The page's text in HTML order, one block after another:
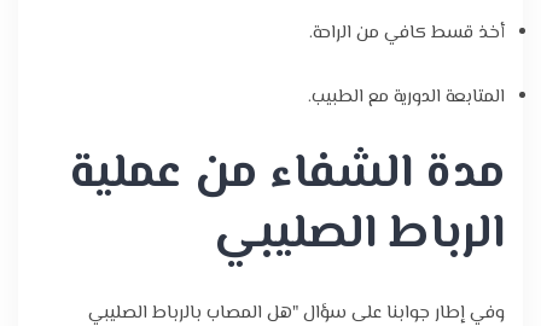
أخذ قسط كافي من الراحة.
المتابعة الدورية مع الطبيب.
مدة الشفاء من عملية
الرباط الصليبي
وفي إطار جوابنا على سؤال "هل المصاب بالرباط الصليبي